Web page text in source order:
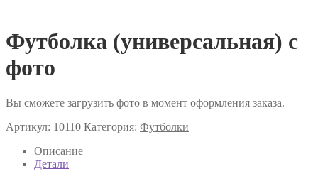
Футболка (универсальная) с
фото
Вы сможете загрузить фото в момент оформления заказа.
Артикул: 10110 Категория: Футболки
Описание
Детали